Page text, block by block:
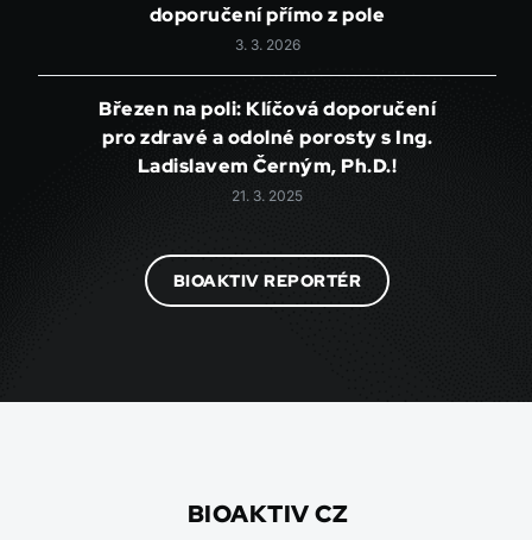
doporučení přímo z pole
3. 3. 2026
Březen na poli: Klíčová doporučení
pro zdravé a odolné porosty s Ing.
Ladislavem Černým, Ph.D.!
21. 3. 2025
BIOAKTIV REPORTÉR
BIOAKTIV CZ